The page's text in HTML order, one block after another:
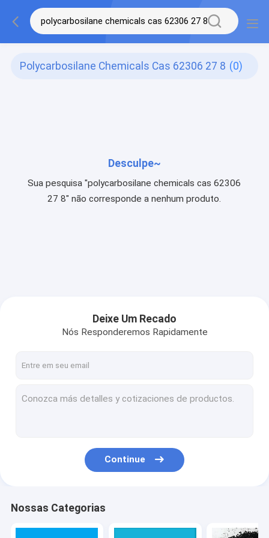
Polycarbosilane Chemicals Cas 62306 27 8 (0)
Desculpe~
Sua pesquisa "polycarbosilane chemicals cas 62306
27 8" não corresponde a nenhum produto.
Deixe Um Recado
Nós Responderemos Rapidamente
Continue
Nossas Categorias